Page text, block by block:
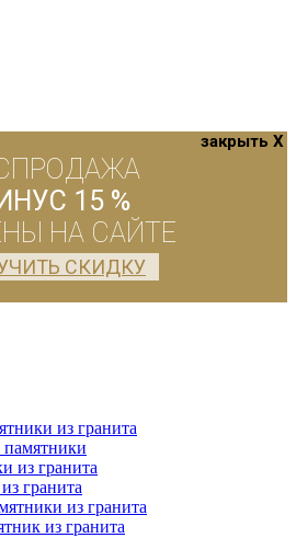
закрыть X
15 %
НА САЙТЕ
СКИДКУ
из гранита
из гранита
гранита
из гранита
из гранита